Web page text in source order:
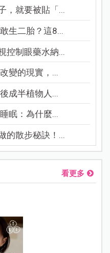
，就要被貼「...
生二胎？這8...
控制眼藥水納...
變的現實，...
成半植物人...
眠：為什麼...
的散步秘訣！...
看更多